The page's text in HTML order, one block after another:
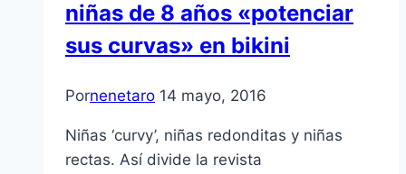
niñas de 8 años «potenciar
sus curvas» en bikini
Pornenetaro 14 mayo, 2016
Niñas ‘curvy’, niñas redonditas y niñas
rectas. Así divide la revista